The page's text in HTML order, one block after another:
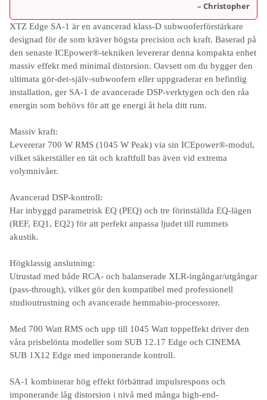
– Christopher
XTZ Edge SA-1 är en avancerad klass-D subwooferförstärkare
designad för de som kräver högsta precision och kraft. Baserad på
den senaste ICEpower®-tekniken levererar denna kompakta enhet
massiv effekt med minimal distorsion. Oavsett om du bygger den
ultimata gör-det-själv-subwoofern eller uppgraderar en befintlig
installation, ger SA-1 de avancerade DSP-verktygen och den råa
energin som behövs för att ge energi åt hela ditt rum.
Massiv kraft:
Levererar 700 W RMS (1045 W Peak) via sin ICEpower®-modul,
vilket säkerställer en tät och kraftfull bas även vid extrema
volymnivåer.
Avancerad DSP-kontroll:
Har inbyggd parametrisk EQ (PEQ) och tre förinställda EQ-lägen
(REF, EQ1, EQ2) för att perfekt anpassa ljudet till rummets
akustik.
Högklassig anslutning:
Utrustad med både RCA- och balanserade XLR-ingångar/utgångar
(pass-through), vilket gör den kompatibel med professionell
studioutrustning och avancerade hemmabio-processorer.
Med 700 Watt RMS och upp till 1045 Watt toppeffekt driver den
våra prisbelönta modeller som SUB 12.17 Edge och CINEMA
SUB 1X12 Edge med imponerande kontroll.
SA-1 kombinerar hög effekt förbättrad impulsrespons och
imponerande låg distorsion i nivå med många high-end-